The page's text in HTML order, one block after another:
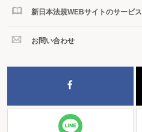
新日本法規WEBサイトのサービス
お問い合わせ